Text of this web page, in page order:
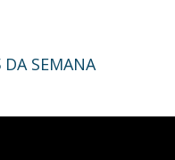
DA SEMANA